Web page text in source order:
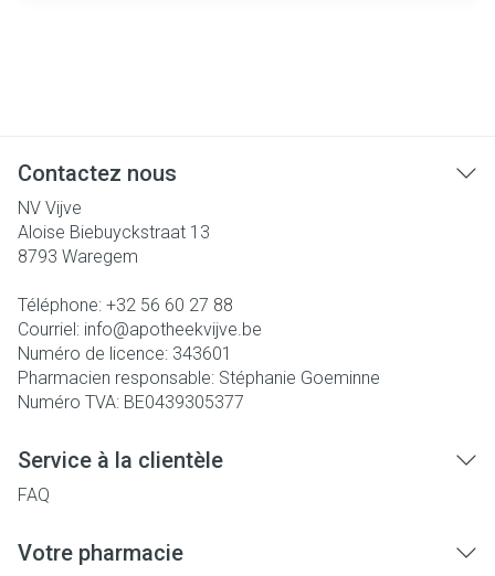
Contactez nous
NV Vijve
Aloise Biebuyckstraat 13
8793 Waregem
Téléphone: +32 56 60 27 88
Courriel: info@apotheekvijve.be
Numéro de licence: 343601
Pharmacien responsable: Stéphanie Goeminne
Numéro TVA: BE0439305377
Service à la clientèle
FAQ
Votre pharmacie